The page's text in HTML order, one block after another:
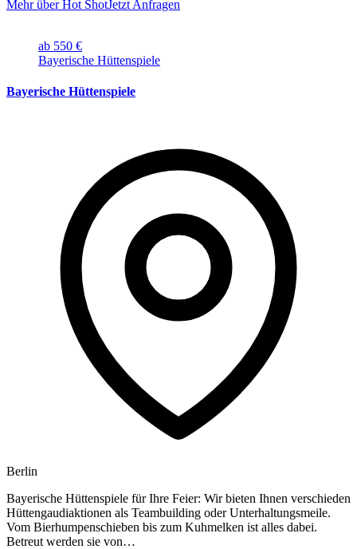
Mehr über Hot ShotJetzt Anfragen
ab 550 €
Bayerische Hüttenspiele
Bayerische Hüttenspiele
Berlin
Bayerische Hüttenspiele für Ihre Feier: Wir bieten Ihnen verschieden
Hüttengaudiaktionen als Teambuilding oder Unterhaltungsmeile.
Vom Bierhumpenschieben bis zum Kuhmelken ist alles dabei.
Betreut werden sie von…